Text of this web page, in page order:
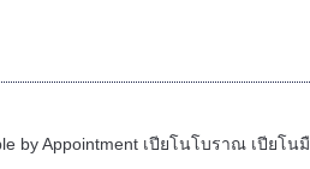
by Appointment เปียโนโบราณ เปียโ